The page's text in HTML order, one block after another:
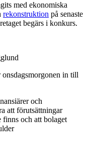
med ekonomiska
rekonstruktion på senaste
begärs i konkurs.
in till
och
att förutsättningar
och att bolaget